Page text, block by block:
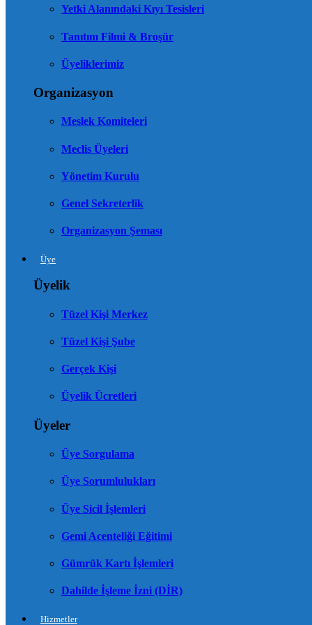
Yetki Alanındaki Kıyı Tesisleri
Tanıtım Filmi & Broşür
Üyeliklerimiz
Organizasyon
Meslek Komiteleri
Meclis Üyeleri
Yönetim Kurulu
Genel Sekreterlik
Organizasyon Şeması
Üye
Üyelik
Tüzel Kişi Merkez
Tüzel Kişi Şube
Gerçek Kişi
Üyelik Ücretleri
Üyeler
Üye Sorgulama
Üye Sorumlulukları
Üye Sicil İşlemleri
Gemi Acenteliği Eğitimi
Gümrük Kartı İşlemleri
Dahilde İşleme İzni (DİR)
Hizmetler